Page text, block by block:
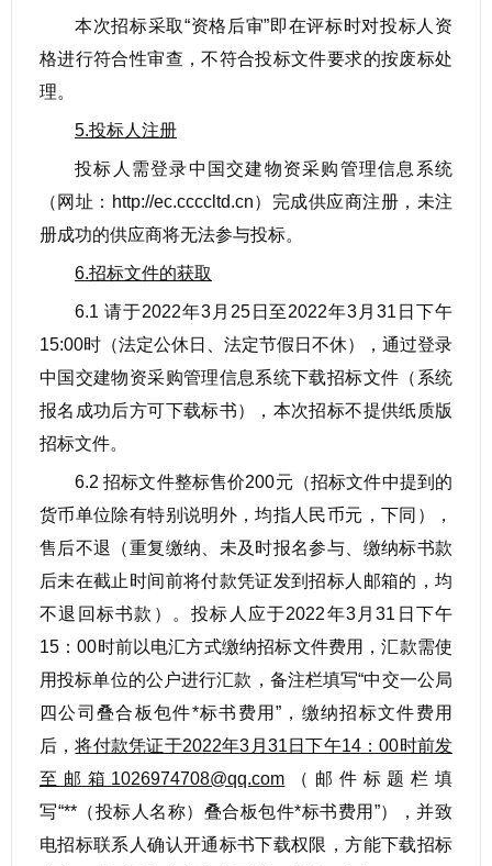
本次招标采取“资格后审”即在评标时对投标人资
格进行符合性审查，不符合投标文件要求的按废标处
理。
5.投标人注册
投标人需登录中国交建物资采购管理信息系统
（网址：http://ec.ccccltd.cn）完成供应商注册，未注
册成功的供应商将无法参与投标。
6.招标文件的获取
6.1 请于2022年3月25日至2022年3月31日下午
15:00时（法定公休日、法定节假日不休），通过登录
中国交建物资采购管理信息系统下载招标文件（系统
报名成功后方可下载标书），本次招标不提供纸质版
招标文件。
6.2 招标文件整标售价200元（招标文件中提到的
货币单位除有特别说明外，均指人民币元，下同），
售后不退（重复缴纳、未及时报名参与、缴纳标书款
后未在截止时间前将付款凭证发到招标人邮箱的，均
不退回标书款）。投标人应于2022年3月31日下午
15：00时前以电汇方式缴纳招标文件费用，汇款需使
用投标单位的公户进行汇款，备注栏填写“中交一公局
四公司叠合板包件*标书费用”，缴纳招标文件费用
后，将付款凭证于2022年3月31日下午14：00时前发
至邮箱1026974708@qq.com （邮件标题栏填
写“**（投标人名称）叠合板包件*标书费用”），并致
电招标联系人确认开通标书下载权限，方能下载招标